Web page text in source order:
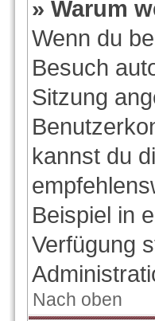
» Warum
Wenn du
Besuch
Sitzung
kannst du
Beispiel in
Verfügung
Nach oben